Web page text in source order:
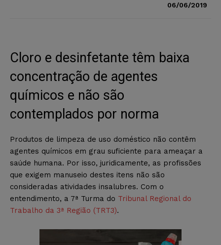
06/06/2019
Cloro e desinfetante têm baixa
concentração de agentes
químicos e não são
contemplados por norma
Produtos de limpeza de uso doméstico não contêm
agentes químicos em grau suficiente para ameaçar a
saúde humana. Por isso, juridicamente, as profissões
que exigem manuseio destes itens não são
consideradas atividades insalubres. Com o
entendimento, a 7ª Turma do Tribunal Regional do
Trabalho da 3ª Região (TRT3).